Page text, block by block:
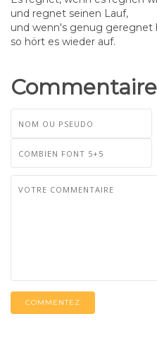
und regnet seinen Lauf,
und wenn's genug geregnet
so hört es wieder auf.
COMMENTEZ